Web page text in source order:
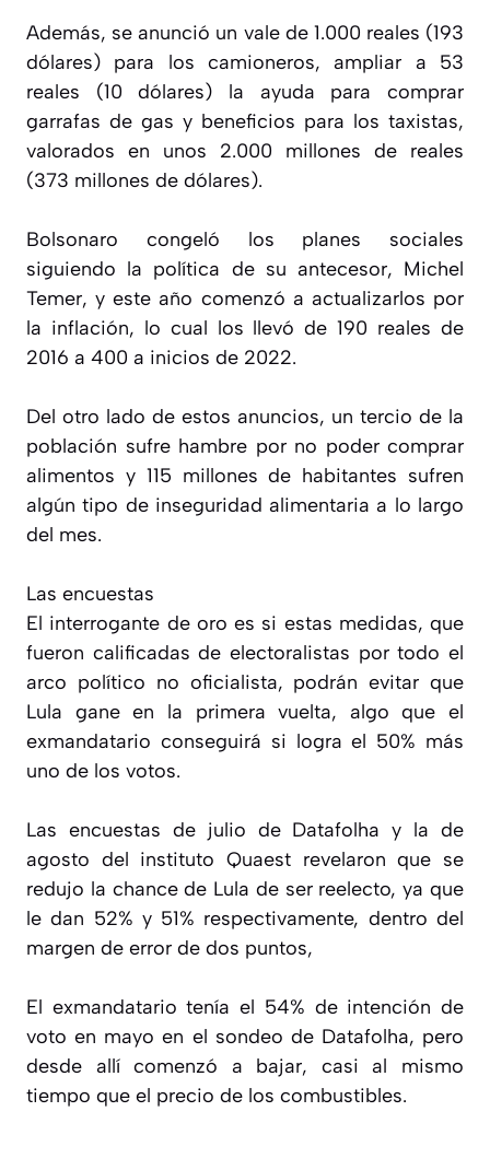
Además, se anunció un vale de 1.000 reales (193
dólares) para los camioneros, ampliar a 53
reales (10 dólares) la ayuda para comprar
garrafas de gas y beneficios para los taxistas,
valorados en unos 2.000 millones de reales
(373 millones de dólares).
Bolsonaro congeló los planes sociales
siguiendo la política de su antecesor, Michel
Temer, y este año comenzó a actualizarlos por
la inflación, lo cual los llevó de 190 reales de
2016 a 400 a inicios de 2022.
Del otro lado de estos anuncios, un tercio de la
población sufre hambre por no poder comprar
alimentos y 115 millones de habitantes sufren
algún tipo de inseguridad alimentaria a lo largo
del mes.
Las encuestas
El interrogante de oro es si estas medidas, que
fueron calificadas de electoralistas por todo el
arco político no oficialista, podrán evitar que
Lula gane en la primera vuelta, algo que el
exmandatario conseguirá si logra el 50% más
uno de los votos.
Las encuestas de julio de Datafolha y la de
agosto del instituto Quaest revelaron que se
redujo la chance de Lula de ser reelecto, ya que
le dan 52% y 51% respectivamente, dentro del
margen de error de dos puntos,
El exmandatario tenía el 54% de intención de
voto en mayo en el sondeo de Datafolha, pero
desde allí comenzó a bajar, casi al mismo
tiempo que el precio de los combustibles.